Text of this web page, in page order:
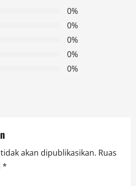
0%
0%
0%
0%
0%
akan dipublikasikan. Ruas
*